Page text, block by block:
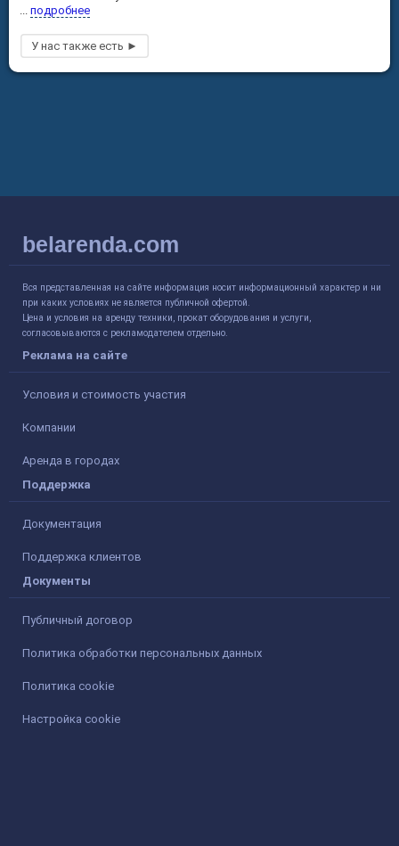
подробнее
belarenda.com
Вся представленная на сайте информация носит информационный характер и ни
при каких условиях не является публичной офертой.
Цена и условия на аренду техники, прокат оборудования и услуги,
согласовываются с рекламодателем отдельно.
Реклама на сайте
Условия и стоимость участия
Компании
Аренда в городах
Поддержка
Документация
Поддержка клиентов
Документы
Публичный договор
Политика обработки персональных данных
Политика cookie
Настройка cookie